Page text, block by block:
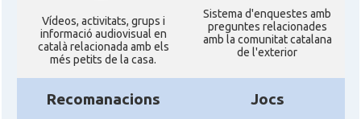
Ví­deos, activitats, grups i
informació audiovisual en
català relacionada amb els
més petits de la casa.
Sistema d'enquestes amb
preguntes relacionades
amb la comunitat catalana
de l'exterior
Recomanacions Jocs